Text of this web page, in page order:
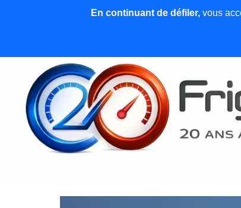
News et
En continuant de défiler,vous